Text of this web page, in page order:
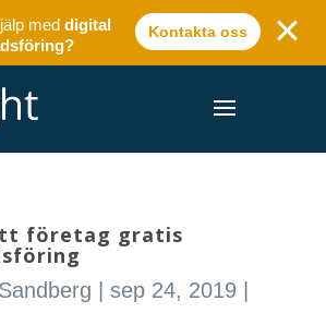
meddigital
Kontakta oss
företag gratis
sep 24, 2019